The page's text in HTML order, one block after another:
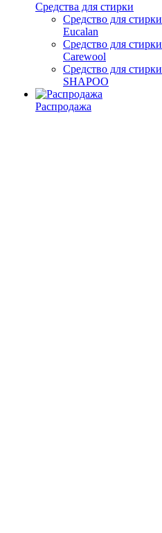
Средства для стирки
Средство для стирки
Eucalan
Средство для стирки
Carewool
Средство для стирки
SHAPOO
Распродажа